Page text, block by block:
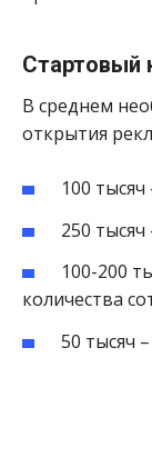
Стартовый
В среднем
открытия
100
250
100-200
количества
50 тысяч